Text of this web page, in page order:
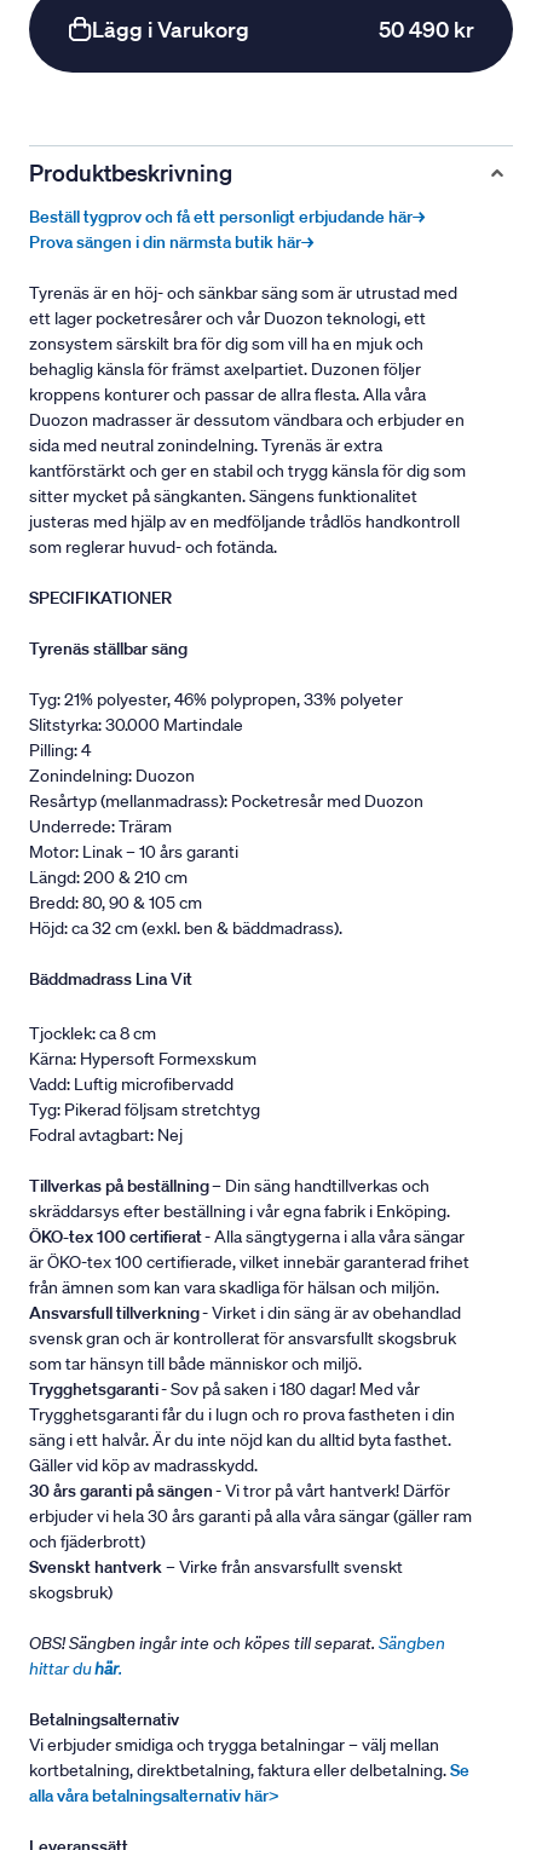
Lägg i Varukorg 50 490 kr
Produktbeskrivning
Beställ tygprov och få ett personligt erbjudande här→
Prova sängen i din närmsta butik här→
Tyrenäs är en höj- och sänkbar säng som är utrustad med
ett lager pocketresårer och vår Duozon teknologi, ett
zonsystem särskilt bra för dig som vill ha en mjuk och
behaglig känsla för främst axelpartiet. Duzonen följer
kroppens konturer och passar de allra flesta. Alla våra
Duozon madrasser är dessutom vändbara och erbjuder en
sida med neutral zonindelning. Tyrenäs är extra
kantförstärkt och ger en stabil och trygg känsla för dig som
sitter mycket på sängkanten. Sängens funktionalitet
justeras med hjälp av en medföljande trådlös handkontroll
som reglerar huvud- och fotända.
SPECIFIKATIONER
Tyrenäs ställbar säng
Tyg: 21% polyester, 46% polypropen, 33% polyeter
Slitstyrka: 30.000 Martindale
Pilling: 4
Zonindelning: Duozon
Resårtyp (mellanmadrass): Pocketresår med Duozon
Underrede: Träram
Motor: Linak – 10 års garanti
Längd: 200 & 210 cm
Bredd: 80, 90 & 105 cm
Höjd: ca 32 cm (exkl. ben & bäddmadrass).
Bäddmadrass Lina Vit
Tjocklek: ca 8 cm
Kärna: Hypersoft Formexskum
Vadd: Luftig microfibervadd
Tyg: Pikerad följsam stretchtyg
Fodral avtagbart: Nej
Tillverkas på beställning– Din säng handtillverkas och
skräddarsys efter beställning i vår egna fabrik i Enköping.
ÖKO-tex 100 certifierat- Alla sängtygerna i alla våra sängar
är ÖKO-tex 100 certifierade, vilket innebär garanterad frihet
från ämnen som kan vara skadliga för hälsan och miljön.
Ansvarsfull tillverkning- Virket i din säng är av obehandlad
svensk gran och är kontrollerat för ansvarsfullt skogsbruk
som tar hänsyn till både människor och miljö.
Trygghetsgaranti- Sov på saken i 180 dagar! Med vår
Trygghetsgaranti får du i lugn och ro prova fastheten i din
säng i ett halvår. Är du inte nöjd kan du alltid byta fasthet.
Gäller vid köp av madrasskydd.
30 års garanti på sängen- Vi tror på vårt hantverk! Därför
erbjuder vi hela 30 års garanti på alla våra sängar (gäller ram
och fjäderbrott)
Svenskt hantverk– Virke från ansvarsfullt svenskt
skogsbruk)
OBS! Sängben ingår inte och köpes till separat. Sängben
hittar duhär.
Betalningsalternativ
Vi erbjuder smidiga och trygga betalningar – välj mellan
kortbetalning, direktbetalning, faktura eller delbetalning.Se
alla våra betalningsalternativ här>